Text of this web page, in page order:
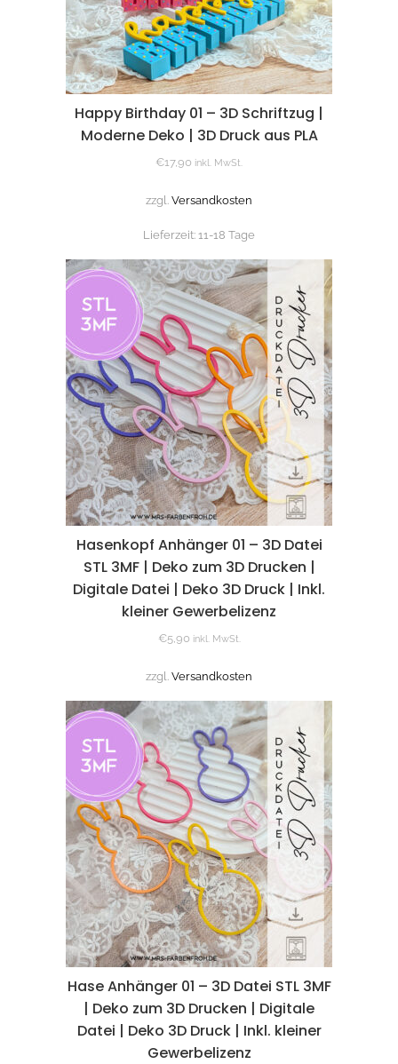
Happy Birthday 01 – 3D Schriftzug |
Moderne Deko | 3D Druck aus PLA
€17,90 inkl. MwSt.
zzgl. Versandkosten
Lieferzeit: 11-18 Tage
Hasenkopf Anhänger 01 – 3D Datei
STL 3MF | Deko zum 3D Drucken |
Digitale Datei | Deko 3D Druck | Inkl.
kleiner Gewerbelizenz
€5,90 inkl. MwSt.
zzgl. Versandkosten
Hase Anhänger 01 – 3D Datei STL 3MF
| Deko zum 3D Drucken | Digitale
Datei | Deko 3D Druck | Inkl. kleiner
Gewerbelizenz